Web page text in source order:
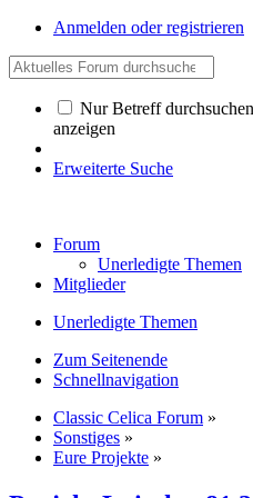
Anmelden oder registrieren
Nur Betreff durchsuchen
anzeigen
Erweiterte Suche
Forum
Unerledigte Themen
Mitglieder
Unerledigte Themen
Zum Seitenende
Schnellnavigation
Classic Celica Forum »
Sonstiges »
Eure Projekte »